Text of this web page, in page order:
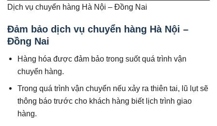
Dịch vụ chuyển hàng Hà Nội – Đồng Nai
Đảm bảo dịch vụ chuyển hàng Hà Nội –
Đồng Nai
Hàng hóa được đảm bảo trong suốt quá trình vận
chuyển hàng.
Trong quá trình vận chuyển nếu xảy ra thiên tai, lũ lụt sẽ
thông báo trước cho khách hàng biết lịch trình giao
hàng.